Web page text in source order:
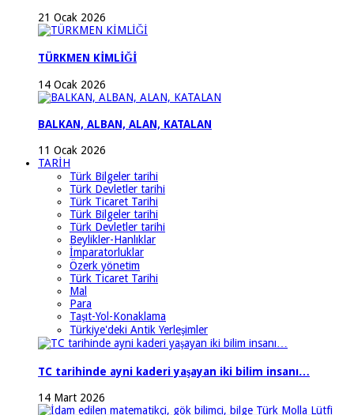
21 Ocak 2026
TÜRKMEN KİMLİĞİ
14 Ocak 2026
BALKAN, ALBAN, ALAN, KATALAN
11 Ocak 2026
TARİH
Türk Bilgeler tarihi
Türk Devletler tarihi
Türk Ticaret Tarihi
Türk Bilgeler tarihi
Türk Devletler tarihi
Beylikler-Hanlıklar
İmparatorluklar
Özerk yönetim
Türk Ticaret Tarihi
Mal
Para
Taşıt-Yol-Konaklama
Türkiye'deki Antik Yerleşimler
TC tarihinde ayni kaderi yaşayan iki bilim insanı…
14 Mart 2026